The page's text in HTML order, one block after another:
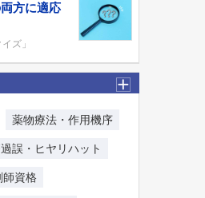
方に適応
ズ」
薬物療法・作用機序
誤・ヒヤリハット
師資格